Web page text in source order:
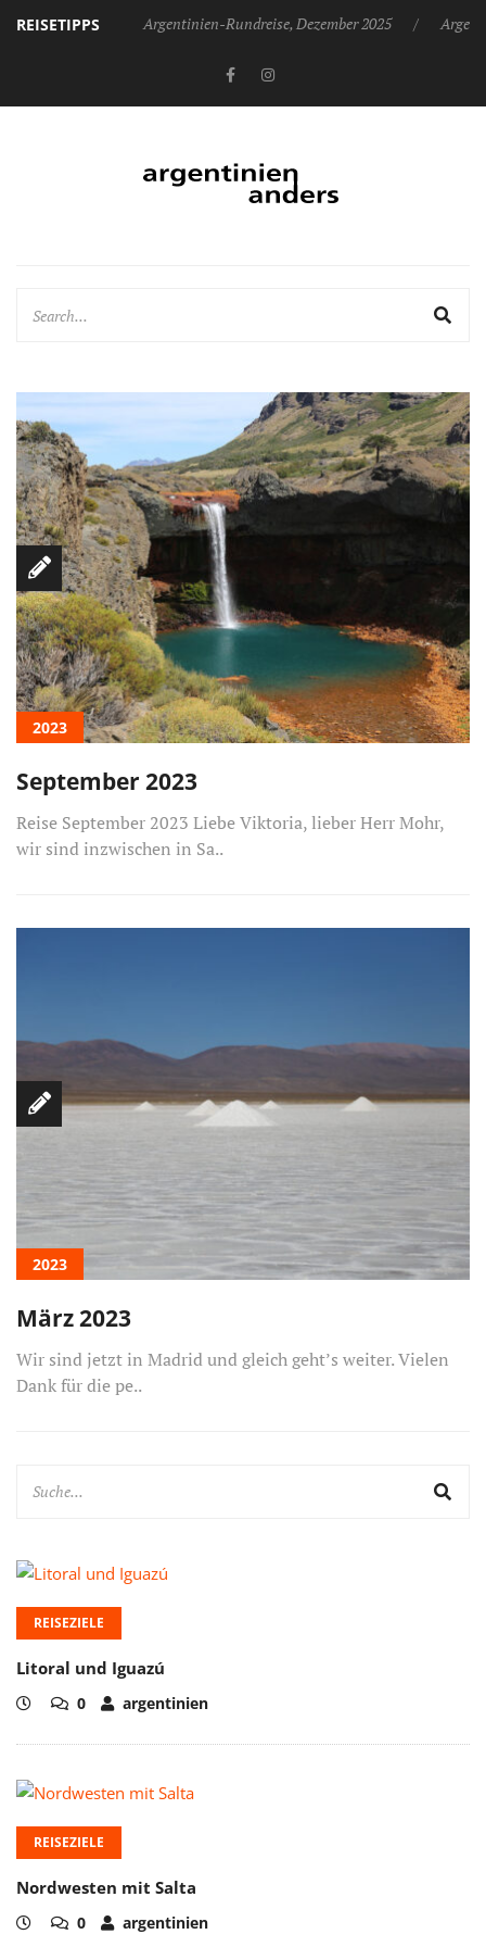
REISETIPPS Argentinien-Rundreise, Dezember 2025
2023
September 2023
Reise September 2023 Liebe Viktoria, lieber Herr Mohr,
wir sind inzwischen in Sa..
2023
März 2023
Wir sind jetzt in Madrid und gleich geht’s weiter. Vielen
Dank für die pe..
REISEZIELE
Litoral und Iguazú
0 argentinien
REISEZIELE
Nordwesten mit Salta
0 argentinien